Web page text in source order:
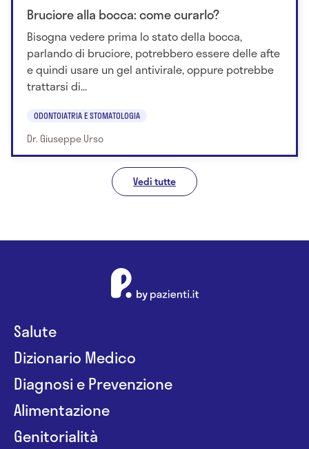
Bruciore alla bocca: come curarlo?
Bisogna vedere prima lo stato della bocca,
parlando di bruciore, potrebbero essere delle afte
e quindi usare un gel antivirale, oppure potrebbe
trattarsi di...
ODONTOIATRIA E STOMATOLOGIA
Dr. Giuseppe Urso
Vedi tutte
Salute
Dizionario Medico
Diagnosi e Prevenzione
Alimentazione
Genitorialità